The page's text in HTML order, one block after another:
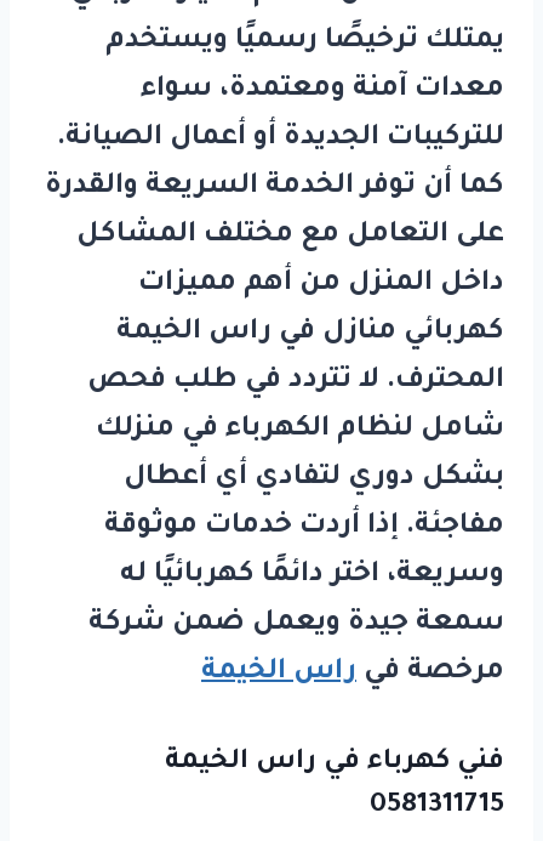
يمتلك ترخيصًا رسميًا ويستخدم
معدات آمنة ومعتمدة، سواء
للتركيبات الجديدة أو أعمال الصيانة.
كما أن توفر الخدمة السريعة والقدرة
على التعامل مع مختلف المشاكل
داخل المنزل من أهم مميزات
كهربائي منازل في راس الخيمة
المحترف. لا تتردد في طلب فحص
شامل لنظام الكهرباء في منزلك
بشكل دوري لتفادي أي أعطال
مفاجئة. إذا أردت خدمات موثوقة
وسريعة، اختر دائمًا كهربائيًا له
سمعة جيدة ويعمل ضمن شركة
مرخصة في راس الخيمة
فني كهرباء في راس الخيمة
0581311715